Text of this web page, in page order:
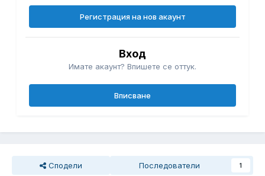
Регистрация на нов акаунт
Вход
Имате акаунт? Впишете се оттук.
Вписване
Сподели Последователи 1